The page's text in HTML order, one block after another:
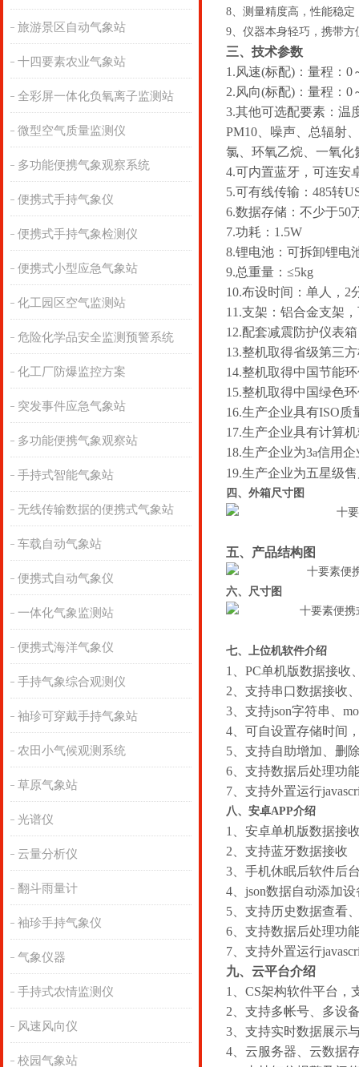
旅游景区自动气象站
十四要素农业气象站
全彩屏一体化负氧离子监测站
微型空气质量监测仪
多功能便携气象观察系统
便携式手持气象仪
便携式手持气象检测仪
便携式小型应急气象站
化工园区空气监测站
危险化学品安全监测预警系统
化工厂防爆监控方案
突发事件应急气象站
多功能便携气象观察站
手持式智能气象站
无线传输数据的便携式气象站
车载自动气象站
便携式自动气象仪
一体化气象监测站
便携式海洋气象仪
手持气象综合观测仪
袖珍可穿戴手持气象站
农田小气候观测系统
草原气象站
光谱仪
云量分析仪
翻斗雨量计
袖珍手持气象仪
气象仪器
手持式农情监测仪
风速风向仪
校园气象站
8、测量精度高，性能稳
9、仪器本身轻巧，携带
三、技术参数
1.风速(标配)：量程：0
2.风向(标配)：量程：0
3.其他可选配要素：温
PM10、噪声、总辐射
氯、环氧乙烷、一氧
4.可内置蓝牙，可连安
5.可有线传输：485转
6.数据存储：不少于50
7.功耗：1.5W
8.锂电池：可拆卸锂电
9.总重量：≤5kg
10.布设时间：单人，2
11.支架：铝合金支架
12.配套减震防护仪表
13.整机取得省级第三
14.整机取得中国节能
15.整机取得中国绿色
16.生产企业具有ISO
17.生产企业具有计算
18.生产企业为3a信用企
19.生产企业为五星级
四、外箱尺寸图
五、产品结构图
六、尺寸图
七、上位机软件介绍
1、PC单机版数据接收
2、支持串口数据接收
3、支持json字符串、
4、可自设置存储时间
5、支持自助增加、删
6、支持数据后处理功
7、支持外置运行
八、安卓APP介绍
1、安卓单机版数据接
2、支持蓝牙数据接收
3、手机休眠后软件后
4、json数据自动添加
5、支持历史数据查看
6、支持数据后处理功
7、支持外置运行
九、云平台介绍
1、CS架构软件平台，
2、支持多帐号、多设
3、支持实时数据展示
4、云服务器、云数据